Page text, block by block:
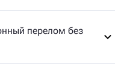
перелом без